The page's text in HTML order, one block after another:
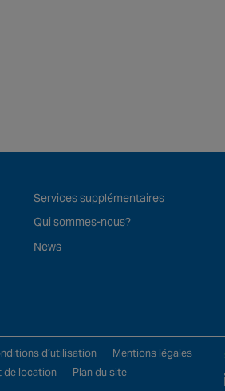
Services supplémentaires
Qui sommes-nous?
News
d’utilisation
Mentions légales
de location
Plan du site